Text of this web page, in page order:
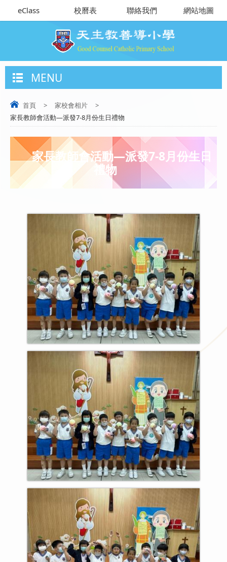
eClass 校曆表 聯絡我們 網站地圖
MENU
首頁 > 家校會相片
>
家長教師會活動—派發7-8月份生日禮物
家長教師會活動—派發7-8月份生日
禮物